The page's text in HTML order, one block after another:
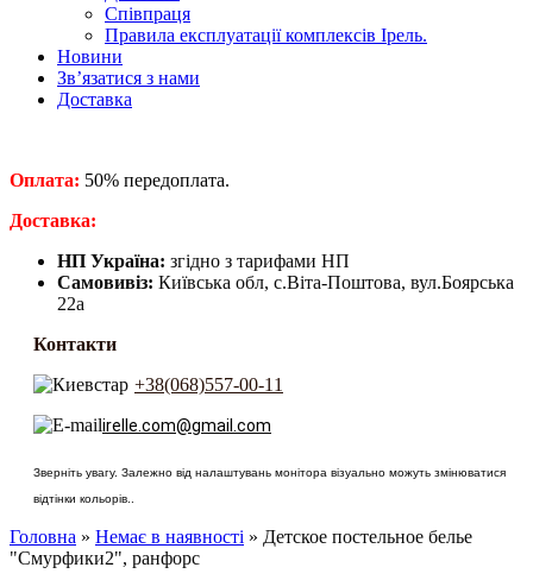
Співпраця
Правила експлуатації комплексів Ірель.
Новини
Зв’язатися з нами
Доставка
Оплата: 50% передоплата.
​Доставка:
НП Україна: згідно з тарифами НП
Самовивіз: Київська обл, с.Віта-Поштова, вул.Боярська
22а
Контакти
+38(068)557-00-11
irelle.com@gmail.com
Зверніть увагу. Залежно від налаштувань монітора візуально можуть змінюватися
відтінки кольорів..
Головна » Немає в наявності » Детское постельное белье
"Смурфики2", ранфорс